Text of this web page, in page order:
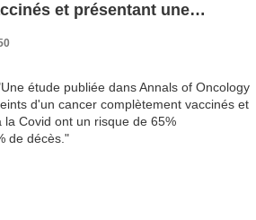
et présentant une
ont un risque de 65%
de 13% de décès.